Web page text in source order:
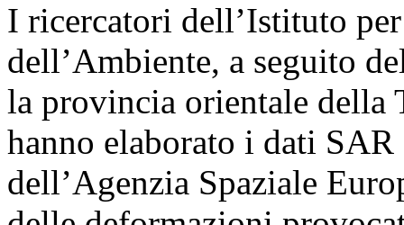
I ricercatori dell’Istituto
dell’Ambiente, a seguito
la provincia orientale della
hanno elaborato i dati
dell’Agenzia Spaziale